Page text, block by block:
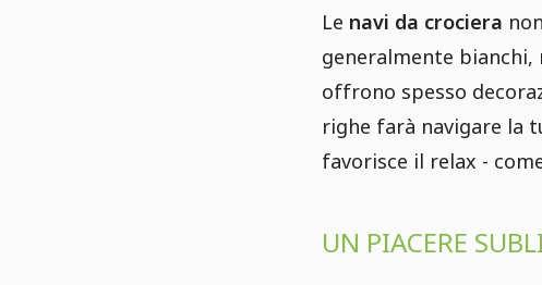
Le navi da crociera
generalmente
offrono spesso
righe farà navigare la
favorisce il relax -
UN PIACERE